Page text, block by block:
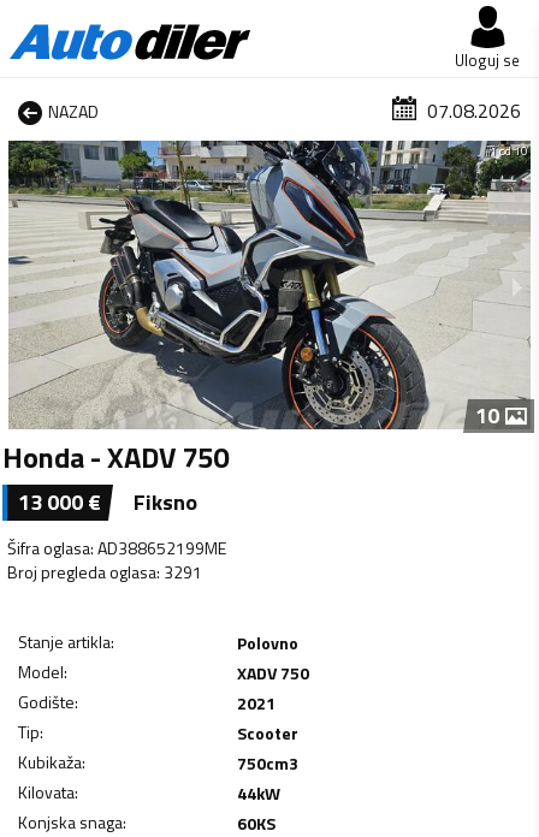
Uloguj se
NAZAD 07.08.2026
1 od 10
10
Honda - XADV 750
13 000€ Fiksno
Šifra oglasa:AD388652199ME
Broj pregleda oglasa: 3291
Stanje artikla:
Polovno
Model:
XADV 750
Godište:
2021
Tip:
Scooter
Kubikaža: 750cm3
Kilovata: 44kW
Konjska snaga: 60KS